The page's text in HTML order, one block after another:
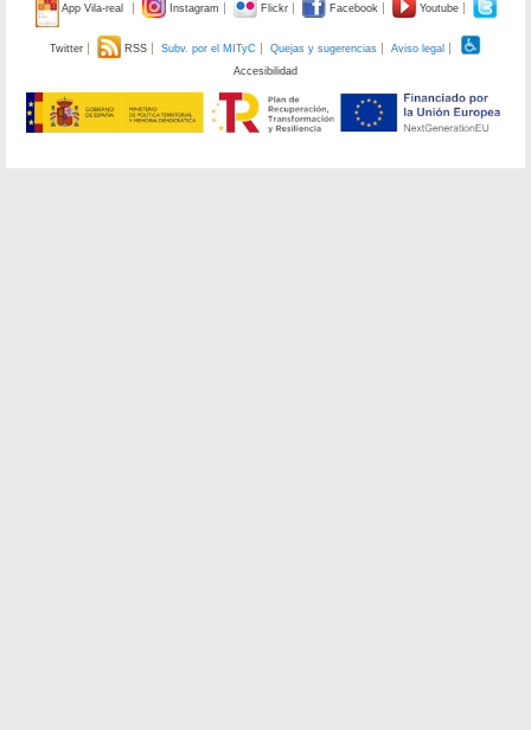
App Vila-real Instagram Flickr Facebook Youtube
Twitter RSS Subv. por el MITyC Quejas y sugerencias
Aviso legal
Accesibilidad